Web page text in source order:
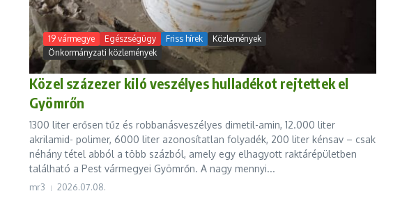
19 vármegye Egészségügy Friss hírek
Közlemények
Önkormányzati közlemények
Közel százezer kiló veszélyes hulladékot rejtettek el
Gyömrőn
1300 liter erősen tűz és robbanásveszélyes dimetil-amin, 12.000 liter
akrilamid- polimer, 6000 liter azonosítatlan folyadék, 200 liter kénsav – csak
néhány tétel abból a több százból, amely egy elhagyott raktárépületben
található a Pest vármegyei Gyömrőn. A nagy mennyi...
mr3 2026.07.08.